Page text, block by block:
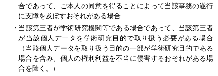
合であって、ご本人の同意を得ることによって当該事務の遂行
に支障を及ぼすおそれがある場合
・当該第三者が学術研究機関等である場合であって、当該第三者
が当該個人データを学術研究目的で取り扱う必要がある場合
（当該個人データを取り扱う目的の一部が学術研究目的である
場合を含み、個人の権利利益を不当に侵害するおそれがある場
合を除く。）